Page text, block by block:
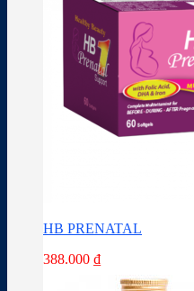
HB PRENATAL
388.000 ₫